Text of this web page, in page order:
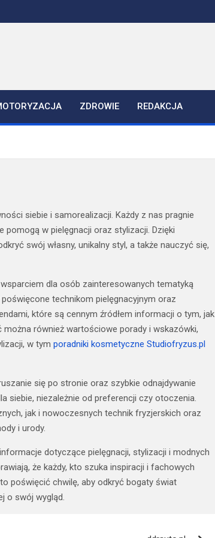
ZDROWIE REDAKCJA
siebie i samorealizacji. Każdy z nas pragnie
pomogą w pielęgnacji oraz stylizacji. Dzięki
swój własny, unikalny styl, a także nauczyć się,
dla osób zainteresowanych tematyką
technikom pielęgnacyjnym oraz
które są cennym źródłem informacji o tym, jak
również wartościowe porady i wskazówki,
w tym poradniki kosmetyczne Studiofryzus.pl
się po stronie oraz szybkie odnajdywanie
siebie, niezależnie od preferencji czy otoczenia.
jak i nowoczesnych technik fryzjerskich oraz
i urody.
dotyczące pielęgnacji, stylizacji i modnych
że każdy, kto szuka inspiracji i fachowych
poświęcić chwilę, aby odkryć bogaty świat
o swój wygląd.